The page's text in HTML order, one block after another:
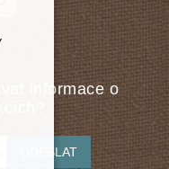
informace o
ODESLAT